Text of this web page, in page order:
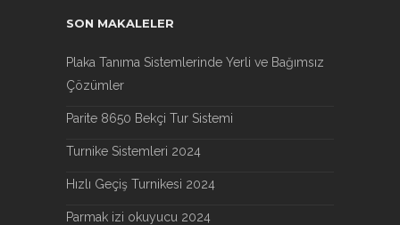
SON MAKALELER
Plaka Tanıma Sistemlerinde Yerli ve Bağımsız
Çözümler
Parite 8650 Bekçi Tur Sistemi
Turnike Sistemleri 2024
Hızlı Geçiş Turnikesi 2024
Parmak izi okuyucu 2024